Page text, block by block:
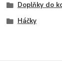
Doplňky do
Háčky